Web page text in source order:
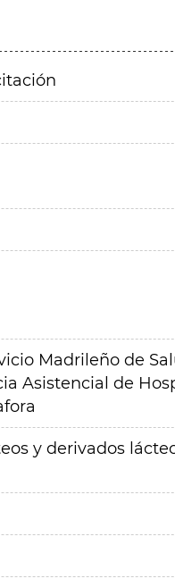
Madrileño de
Asistencial de
y derivados